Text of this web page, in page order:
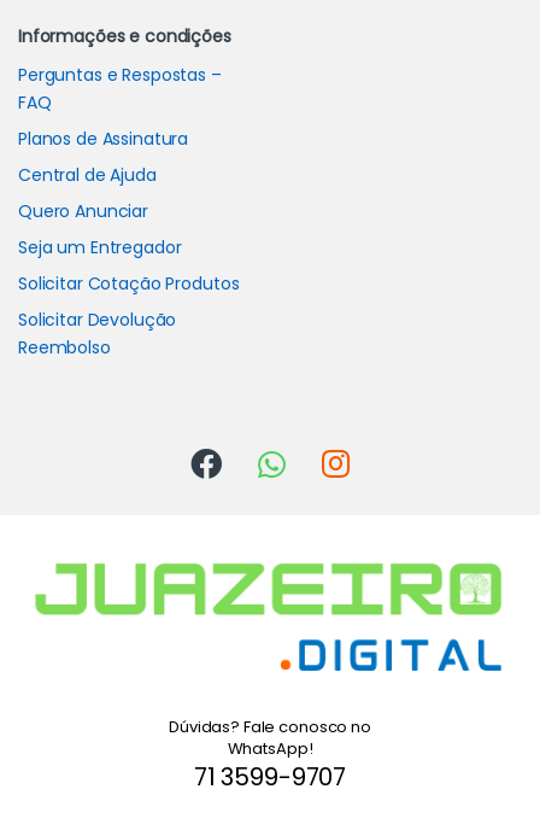
Informações e condições
Perguntas e Respostas –
FAQ
Planos de Assinatura
Central de Ajuda
Quero Anunciar
Seja um Entregador
Solicitar Cotação Produtos
Solicitar Devolução
Reembolso
Dúvidas? Fale conosco no
WhatsApp!
71 3599-9707